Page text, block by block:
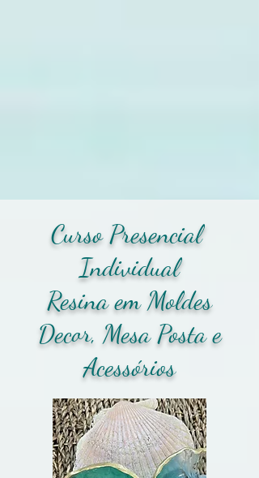
Curso Presencial
Individual
Resina em Moldes
Decor, Mesa Posta e
Acessórios